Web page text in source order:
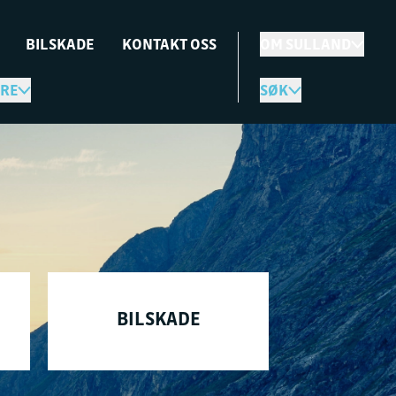
BILSKADE KONTAKT OSS
SØK
BILSKADE